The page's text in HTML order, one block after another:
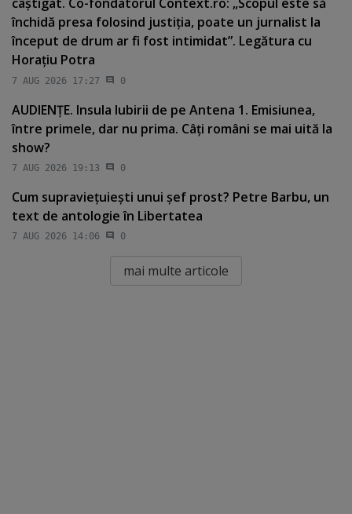
închidă presa folosind justiţia, poate un jurnalist la
început de drum ar fi fost intimidat”. Legătura cu
Horaţiu Potra
7 AUG 2026 17:27 0
AUDIENŢE. Insula Iubirii de pe Antena 1. Emisiunea,
între primele, dar nu prima. Câţi români se mai uită la
show?
7 AUG 2026 19:13 0
Cum supravieţuieşti unui şef prost? Petre Barbu, un
text de antologie în Libertatea
7 AUG 2026 14:06 0
mai multe articole